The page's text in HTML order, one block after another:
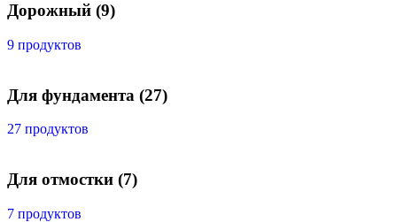
Дорожный (9)
9 продуктов
Для фундамента (27)
27 продуктов
Для отмостки (7)
7 продуктов